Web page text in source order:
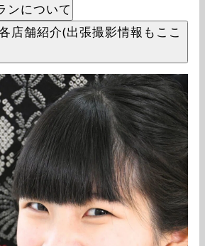
ンについて
店舗紹介(出張撮影情報もここ